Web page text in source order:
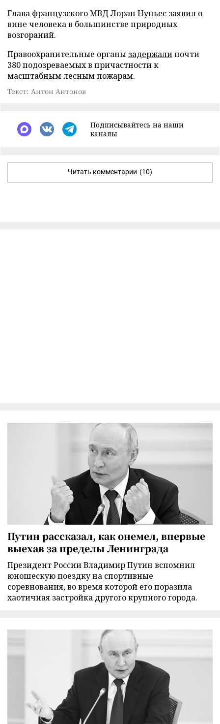
Глава французского МВД Лоран Нуньес заявил о
вине человека в большинстве природных
возгораний.
Правоохранительные органы задержалипочти
380 подозреваемых в причастности к
масштабным лесным пожарам.
Текст: Антон Антонов
Подписывайтесь на наши
каналы
Читать комментарии (10)
Путин рассказал, как онемел, впервые
выехав за пределы Ленинграда
Президент России Владимир Путин вспомнил
юношескую поездку на спортивные
соревнования, во время которой его поразила
хаотичная застройка другого крупного города.